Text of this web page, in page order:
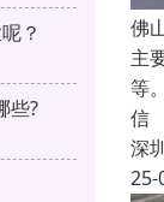
？
些?
佛
主
等
信
深
25-